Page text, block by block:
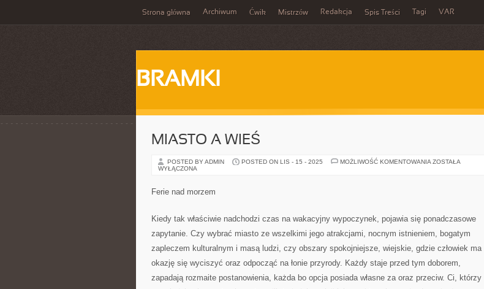
Strona główna Archiwum Ćwik Mistrzów Redakcja Spis Treści Tagi VAR
BRAMKI
MIASTO A WIEŚ
POSTED BY ADMIN POSTED ON LIS - 15 - 2025 MOŻLIWOŚĆ KOMENTOWANIA MIASTO
ZOSTAŁA
WYŁĄCZONA
Ferie nad morzem
Kiedy tak właściwie nadchodzi czas na wakacyjny wypoczynek, pojawia się ponadczasowe
zapytanie. Czy wybrać miasto ze wszelkimi jego atrakcjami, nocnym istnieniem, bogatym
zapleczem kulturalnym i masą ludzi, czy obszary spokojniejsze, wiejskie, gdzie człowiek ma
okazję się wyciszyć oraz odpocząć na łonie przyrody. Każdy staje przed tym doborem,
zapadają rozmaite postanowienia, każda bo opcja posiada własne za oraz przeciw. Ci, którzy